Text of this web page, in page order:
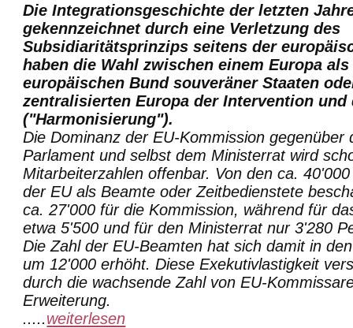
Die Integrationsgeschichte der letzten
gekennzeichnet durch eine Verletzung des
Subsidiaritätsprinzips seitens der
haben die Wahl zwischen einem Europa
europäischen Bund souveräner Staaten
zentralisierten Europa der Intervention
("Harmonisierung").
Die Dominanz der EU-Kommission gegenüber
Parlament und selbst dem Ministerrat wird
Mitarbeiterzahlen offenbar. Von den ca.
der EU als Beamte oder Zeitbedienstete
ca. 27'000 für die Kommission, während für
etwa 5'500 und für den Ministerrat nur 3'280
Die Zahl der EU-Beamten hat sich damit in
um 12'000 erhöht. Diese Exekutivlastigkeit
durch die wachsende Zahl von EU-
Erweiterung.
.....weiterlesen